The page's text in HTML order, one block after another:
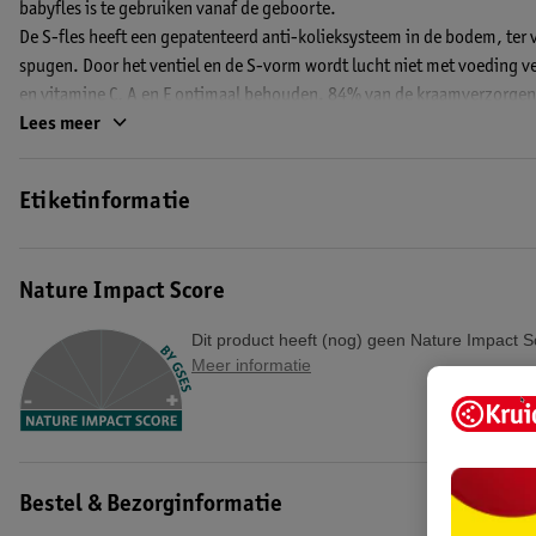
babyfles is te gebruiken vanaf de geboorte.
De S-fles heeft een gepatenteerd anti-kolieksysteem in de bodem,
spugen. Door het ventiel en de S-vorm wordt lucht niet met voeding
en vitamine C, A en E optimaal behouden. 84% van de
koliek.
kan drinken. Tijdens flesvoeding zit je automatisch in de juiste
meest gekozen babyfles en wordt snel door je baby geaccepteerd.
Lees meer
Etiketinformatie
Nature Impact Score
Dit product heeft (nog) geen Nature Impact
Meer informatie
Bestel & Bezorginformatie